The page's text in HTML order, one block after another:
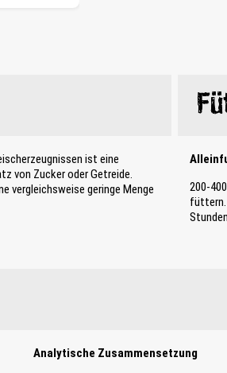
ist eine
von Zucker oder Getreide.
vergleichsweise geringe Menge
200-
füttern.
Analytische Zusammensetzung